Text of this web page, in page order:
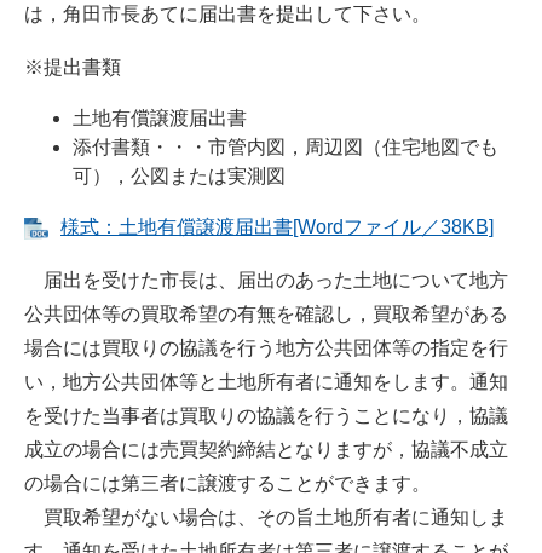
は，角田市長あてに届出書を提出して下さい。
※提出書類
土地有償譲渡届出書
添付書類・・・市管内図，周辺図（住宅地図でも
可），公図または実測図
様式：土地有償譲渡届出書[Wordファイル／38KB]
届出を受けた市長は、届出のあった土地について地方
公共団体等の買取希望の有無を確認し，買取希望がある
場合には買取りの協議を行う地方公共団体等の指定を行
い，地方公共団体等と土地所有者に通知をします。通知
を受けた当事者は買取りの協議を行うことになり，協議
成立の場合には売買契約締結となりますが，協議不成立
の場合には第三者に譲渡することができます。
買取希望がない場合は、その旨土地所有者に通知しま